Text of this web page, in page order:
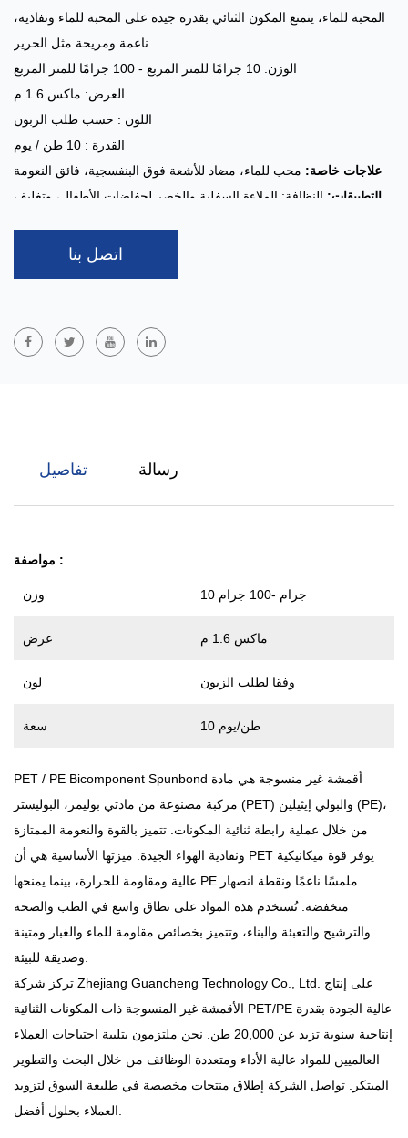
المحبة للماء، يتمتع المكون الثنائي بقدرة جيدة على المحبة للماء ونفاذية،
الوزن: 10 جرامًا للمتر المربع - 100 جرامًا للمتر المربع
العرض: ماكس 1.6 م
اللون : حسب طلب الزبون
القدرة : 10 طن / يوم
علاجات خاصة: محب للماء، مضاد للأشعة فوق البنفسجية، فائق النعومة
التطبيقات: النظافة: الملاءة السفلية والخصر لحفاضات الأطفال، وتغليف
المنسوج على نطاق واسع في المجالات الطبية والصحية والترشيح والتعبئة
اتصل بنا
تفاصيل رسالة
:
وزن 10 جرام -100 جرام
عرض ماكس 1.6 م
لون وفقا لطلب الزبون
سعة 10 طن/يوم
PET / PE Bicomponent Spunbond أقمشة غير منسوجة هي مادة
مركبة مصنوعة من مادتي بوليمر، البوليستر (PET) والبولي إيثيلين (PE)،
من خلال عملية رابطة ثنائية المكونات. تتميز بالقوة والنعومة الممتازة
ونفاذية الهواء الجيدة. ميزتها الأساسية هي أن PET يوفر قوة ميكانيكية
عالية ومقاومة للحرارة، بينما يمنحها PE ملمسًا ناعمًا ونقطة انصهار
منخفضة. تُستخدم هذه المواد على نطاق واسع في الطب والصحة
والترشيح والتعبئة والبناء، وتتميز بخصائص مقاومة للماء والغبار ومتينة
تركز شركة Zhejiang Guancheng Technology Co., Ltd. على إنتاج
الأقمشة غير المنسوجة ذات المكونات الثنائية PET/PE عالية الجودة بقدرة
إنتاجية سنوية تزيد عن 20,000 طن. نحن ملتزمون بتلبية احتياجات العملاء
العالميين للمواد عالية الأداء ومتعددة الوظائف من خلال البحث والتطوير
المبتكر. تواصل الشركة إطلاق منتجات مخصصة في طليعة السوق لتزويد